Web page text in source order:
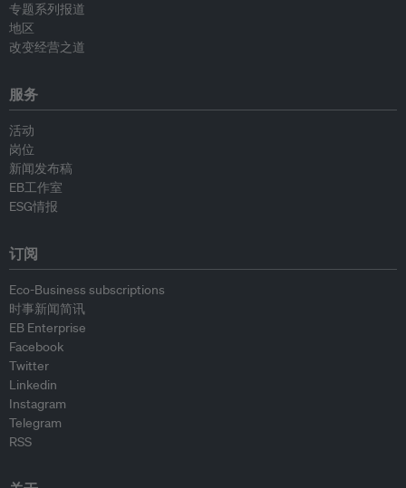
专题系列报道
地区
改变经营之道
服务
活动
岗位
新闻发布稿
EB工作室
ESG情报
订阅
Eco-Business subscriptions
时事新闻简讯
EB Enterprise
Facebook
Twitter
Linkedin
Instagram
Telegram
RSS